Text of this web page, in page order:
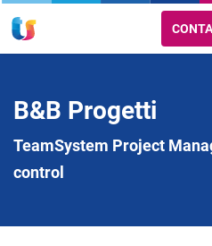
B&B Progetti
TeamSystem Project
control